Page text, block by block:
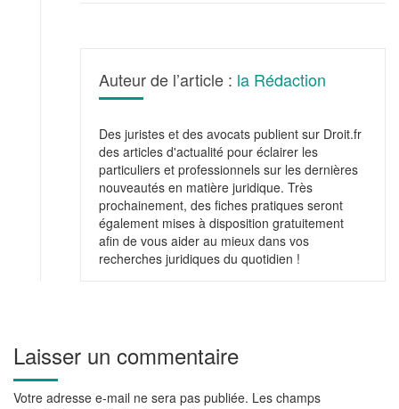
Auteur de l’article : la Rédaction
Des juristes et des avocats publient sur Droit.fr
des articles d'actualité pour éclairer les
particuliers et professionnels sur les dernières
nouveautés en matière juridique. Très
prochainement, des fiches pratiques seront
également mises à disposition gratuitement
afin de vous aider au mieux dans vos
recherches juridiques du quotidien !
Laisser un commentaire
Votre adresse e-mail ne sera pas publiée. Les champs